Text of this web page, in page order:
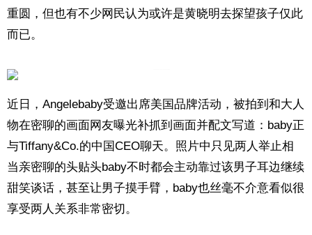
重圆，但也有不少网民认为或许是黄晓明去探望孩子仅此
而已。
近日， Angelebaby受邀出席美国品牌活动，被拍到和大人
物在密聊的画面网友曝光补抓到画面并配文写道： baby正
与Tiffany&Co.的中国CEO聊天。照片中只见两人举止相
当亲密聊的头贴头baby不时都会主动靠过该男子耳边继续
甜笑谈话，甚至让男子摸手臂， baby也丝毫不介意看似很
享受两人关系非常密切。